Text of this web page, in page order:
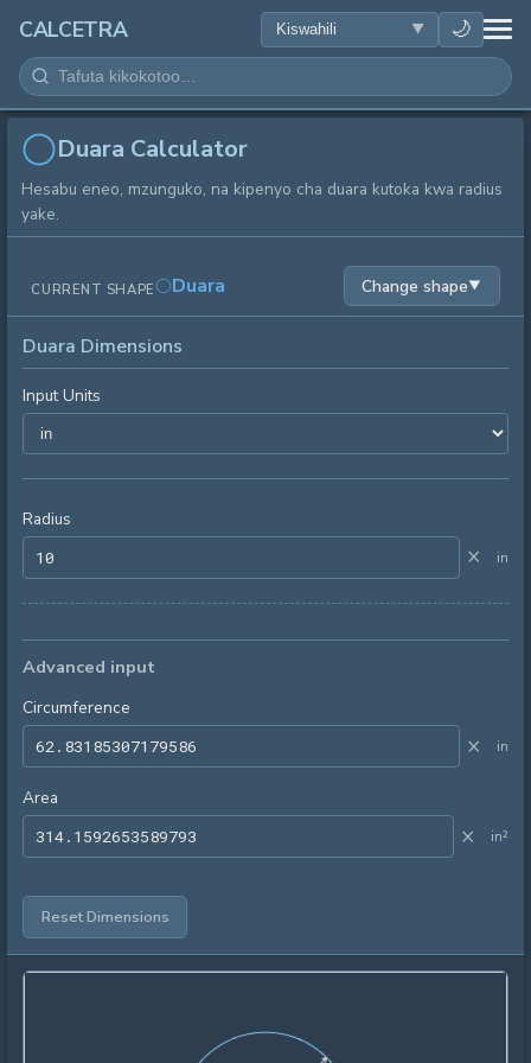
CALCETRA 🌙
HESABU
UONGOFU
SAYANSI
KILA SIKU
ZANA NYINGINE
Duara Calculator
Hesabu eneo, mzunguko, na kipenyo cha duara kutoka kwa radius
yake.
CURRENT SHAPE Duara Change shape▼
Duara Dimensions
Input Units
Radius
× in
Advanced input
Circumference
× in
Area
× in²
Reset Dimensions